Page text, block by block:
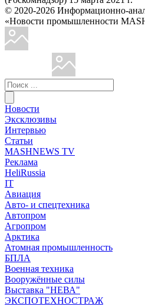
© 2020-2026 Информационно-
«Новости промышленности
Новости
Эксклюзивы
Интервью
Статьи
MASHNEWS TV
Реклама
HeliRussia
IT
Авиация
Авто- и спецтехника
Автопром
Агропром
Арктика
Атомная промышленность
БПЛА
Военная техника
Вооружённые силы
Выставка "НЕВА"
ЭКСПОТЕХНОСТРАЖ